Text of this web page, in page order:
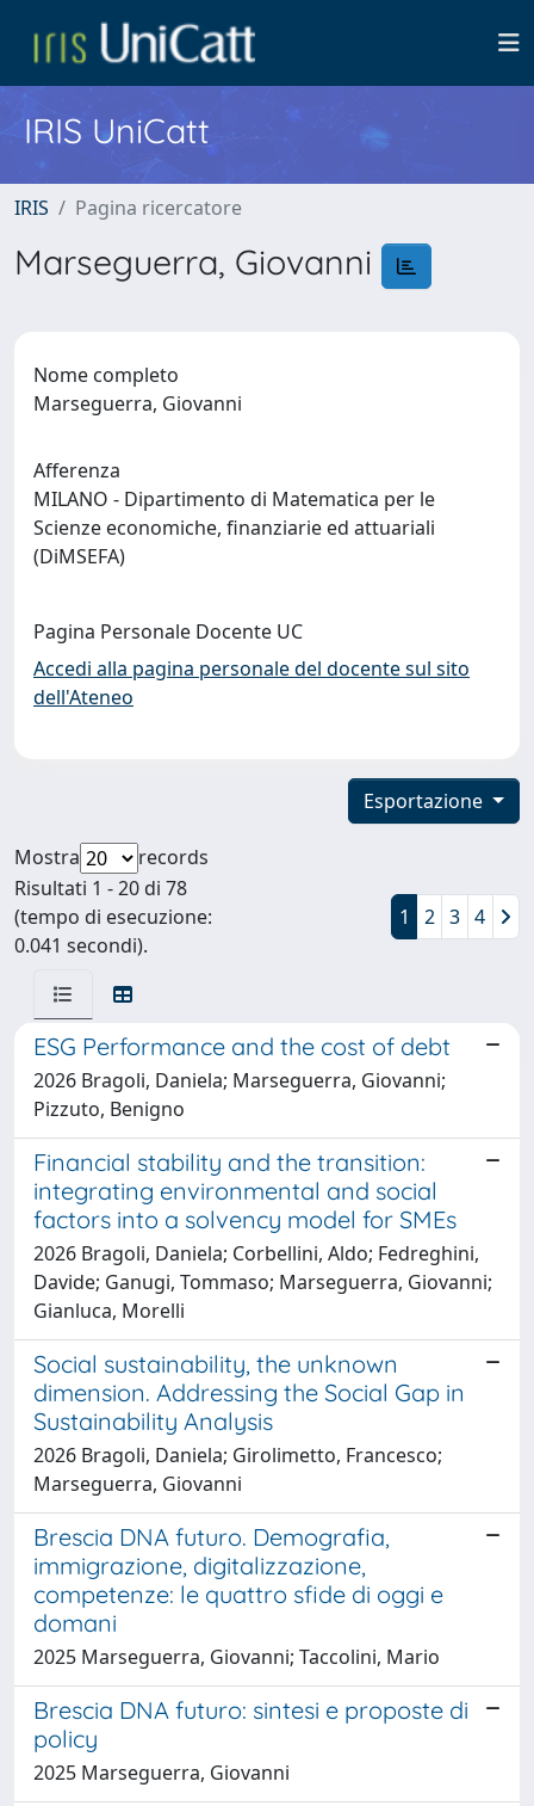
IRIS UniCatt
IRIS Pagina ricercatore
Marseguerra, Giovanni
Nome completo
Marseguerra, Giovanni
Afferenza
MILANO - Dipartimento di Matematica per le
Scienze economiche, finanziarie ed attuariali
(DiMSEFA)
Pagina Personale Docente UC
Accedi alla pagina personale del docente sul sito
dell'Ateneo
Esportazione
Mostra
records
Risultati 1 - 20 di 78
(tempo di esecuzione:
0.041 secondi).
1 2 3 4
ESG Performance and the cost of debt
2026 Bragoli, Daniela; Marseguerra, Giovanni;
Pizzuto, Benigno
Financial stability and the transition:
integrating environmental and social
factors into a solvency model for SMEs
2026 Bragoli, Daniela; Corbellini, Aldo; Fedreghini,
Davide; Ganugi, Tommaso; Marseguerra, Giovanni;
Gianluca, Morelli
Social sustainability, the unknown
dimension. Addressing the Social Gap in
Sustainability Analysis
2026 Bragoli, Daniela; Girolimetto, Francesco;
Marseguerra, Giovanni
Brescia DNA futuro. Demografia,
immigrazione, digitalizzazione,
competenze: le quattro sfide di oggi e
domani
2025 Marseguerra, Giovanni; Taccolini, Mario
Brescia DNA futuro: sintesi e proposte di
policy
2025 Marseguerra, Giovanni